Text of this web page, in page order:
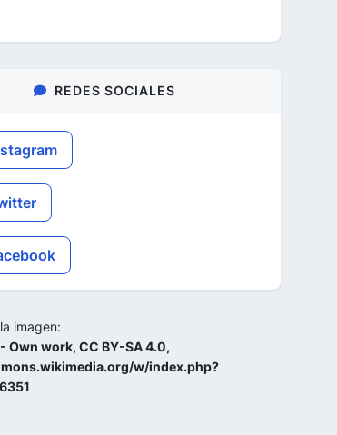
REDES SOCIALES
imagen:
Own work, CC BY-SA 4.0,
w/index.php?